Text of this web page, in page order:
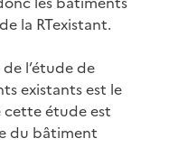
la RTexistant.
l’étude de
existants est le
cette étude est
du bâtiment